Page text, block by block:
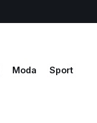
Moda Sport